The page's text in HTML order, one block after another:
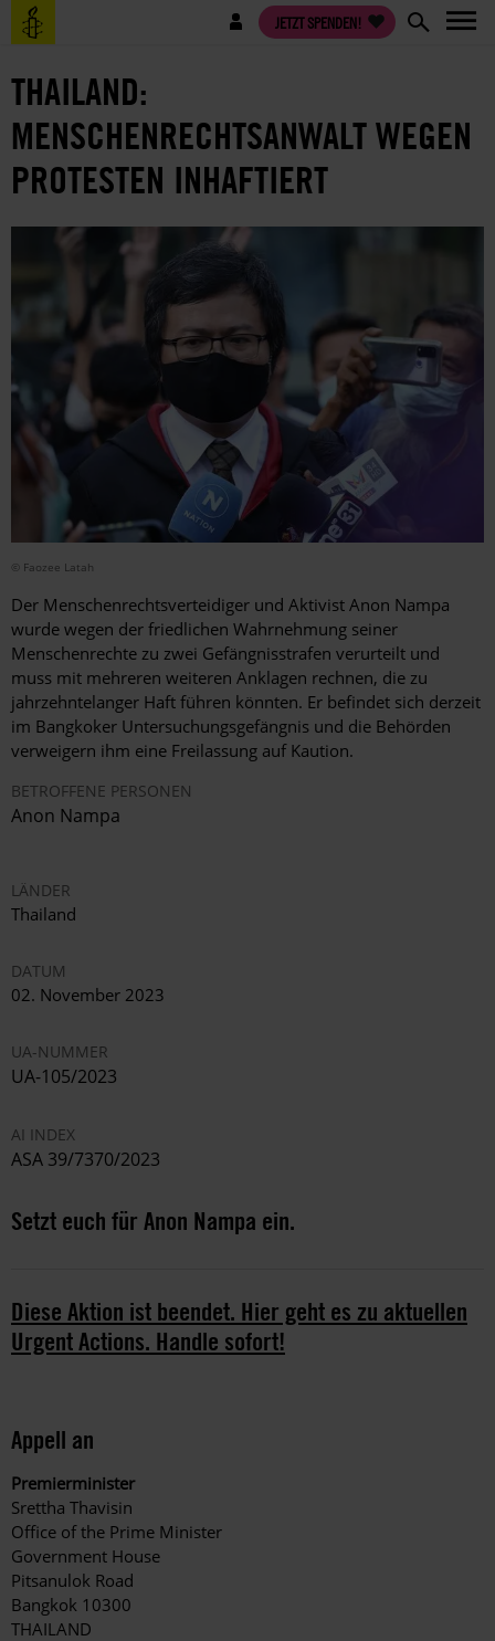
Direkt
zum
Benutzermenü JETZT SPENDEN!
THAILAND:
MENSCHENRECHTSANWALT WEGEN
PROTESTEN INHAFTIERT
© Faozee Latah
Der Menschenrechtsverteidiger und Aktivist Anon Nampa
wurde wegen der friedlichen Wahrnehmung seiner
Menschenrechte zu zwei Gefängnisstrafen verurteilt und
muss mit mehreren weiteren Anklagen rechnen, die zu
jahrzehntelanger Haft führen könnten. Er befindet sich derzeit
im Bangkoker Untersuchungsgefängnis und die Behörden
verweigern ihm eine Freilassung auf Kaution.
BETROFFENE PERSONEN
Anon Nampa
LÄNDER
Thailand
DATUM
02. November 2023
UA-NUMMER
UA-105/2023
AI INDEX
ASA 39/7370/2023
Setzt euch für Anon Nampa ein.
Diese Aktion ist beendet. Hier geht es zu aktuellen
Urgent Actions. Handle sofort!
Appell an
Premierminister
Srettha Thavisin
Office of the Prime Minister
Government House
Pitsanulok Road
Bangkok 10300
THAILAND